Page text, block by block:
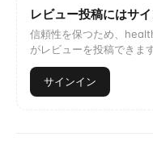
レビュー投稿にはサ
信頼性を保つため、
がレビューを投稿できます
サインイン